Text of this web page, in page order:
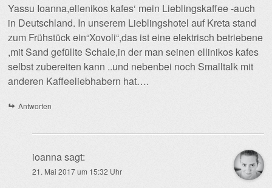
Yassu Ioanna,ellenikos kafes‘ mein Lieblingskaffee -auch
in Deutschland. In unserem Lieblingshotel auf Kreta stand
zum Frühstück ein“Xovoli“,das ist eine elektrisch betriebene
,mit Sand gefüllte Schale,in der man seinen ellinikos kafes
selbst zubereiten kann ..und nebenbei noch Smalltalk mit
anderen Kaffeeliebhabern hat….
Antworten
ioannasagt:
21. Mai 2017 um 15:32 Uhr